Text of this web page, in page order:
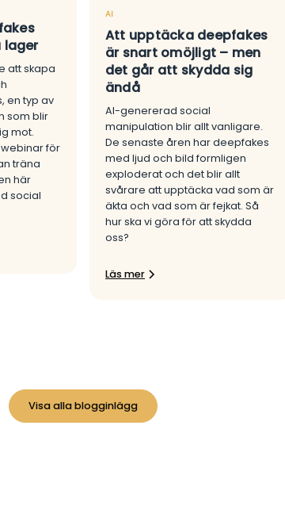
lager
att skapa
en typ av
som blir
mot.
för
träna
här
social
AI
Att upptäcka deepfakes
är snart omöjligt – men
det går att skydda sig
ändå
AI-genererad social
manipulation blir allt vanligare.
De senaste åren har deepfakes
med ljud och bild formligen
exploderat och det blir allt
svårare att upptäcka vad som är
äkta och vad som är fejkat. Så
hur ska vi göra för att skydda
oss?
Läs mer
Visa alla blogginlägg